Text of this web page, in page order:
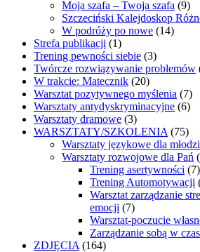
Moja szafa – Twoja szafa (9)
Szczeciński Kalejdoskop
W podróży po nowe (14)
Strefa publikacji (1)
Trening pewności siebie (3)
Twórcze rozwiązywanie problemów
W trakcie: Matecznik (20)
Warsztat pozytywnego myślenia (7)
Warsztaty antydyskryminacyjne (6)
Warsztaty dramowe (3)
WARSZTATY/SZKOLENIA (75)
Warsztaty językowe dla
Warsztaty rozwojowe dla Pań
Trening asertywności (7)
Trening Automotywacji
Warsztat zarządzanie
emocji (7)
Warsztat-poczucie
Zarządzanie sobą w
ZDJĘCIA (164)